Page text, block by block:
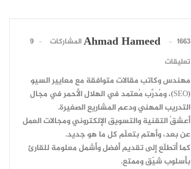
Ahmad Hameed 1663 المشاركات
9
تعليقات
مهندس وكاتب مقالات متوافقة مع معايير السيو
(SEO)، ومُدرِّب مُعتمد في الهلال الأحمر في مجال
التدريب المهني ودعم المشاريع الصغيرة.
أعشقُ التقنية والتسويق الإلكتروني ومجالات العمل
عن بعد، وأهتم بتعلّم كل ما هو جديد.
كما أتطلّع إلى تقديم أفضل وأشمل معلومة للقارئ
بأسلوب شيّق وممتع.